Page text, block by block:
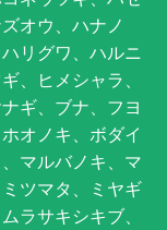
オウ、ハナノ
リグワ、ハルニ
、ヒメシャラ、
ギ、ブナ、フヨ
オノキ、ボダイ
マルバノキ、マ
ツマタ、ミヤギ
ラサキシキブ、